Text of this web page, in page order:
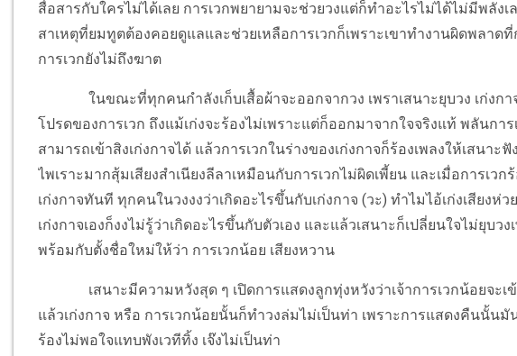
สื่อสารกับใครไม่ได้เลย การเวกพยายามจะช่วยวงแต่ก็ทำอะไรไม่ได้ไม่มีพลัง
สาเหตุที่ยมทูตต้องคอยดูแลและช่วยเหลือการเวกก็เพราะเขาทำงานผิดพลา
การเวกยังไม่ถึงฆาต
ในขณะที่ทุกคนกำลังเก็บเสื้อผ้าจะออกจากวง เพราเสนาะยุบวง เก่งก
โปรดของการเวก ถึงแม้เก่งจะร้องไม่เพราะแต่ก็ออกมาจากใจจริงแท้ พลันกา
สามารถเข้าสิงเก่งกาจได้ แล้วการเวกในร่างของเก่งกาจก็ร้องเพลงให้เสนาะ
ไพเราะมากสุ้มเสียงสำเนียงลีลาเหมือนกับการเวกไม่ผิดเพี้ยน และเมื่อการเวก
เก่งกาจทันที ทุกคนในวงงงว่าเกิดอะไรขึ้นกับเก่งกาจ (วะ) ทำไมไอ้เก่งเสียงห่
เก่งกาจเองก็งงไม่รู้ว่าเกิดอะไรขึ้นกับตัวเอง และแล้วเสนาะก็เปลี่ยนใจไม่ยุบว
พร้อมกับตั้งชื่อใหม่ให้ว่า การเวกน้อย เสียงหวาน
เสนาะมีความหวังสุด ๆ เปิดการแสดงลูกทุ่งหวังว่าเจ้าการเวกน้อยจ
แล้วเก่งกาจ หรือ การเวกน้อยนั้นก็ทำวงล่มไม่เป็นท่า เพราะการแสดงคืนนั้น
ร้องไม่พอใจแทบพังเวทีทิ้ง เจ๊งไม่เป็นท่า